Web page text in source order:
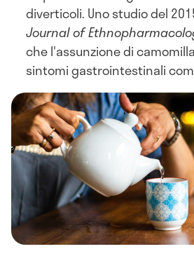
diverticoli. Uno studio del
Journal of
che l'assunzione di
sintomi gastrointestinali